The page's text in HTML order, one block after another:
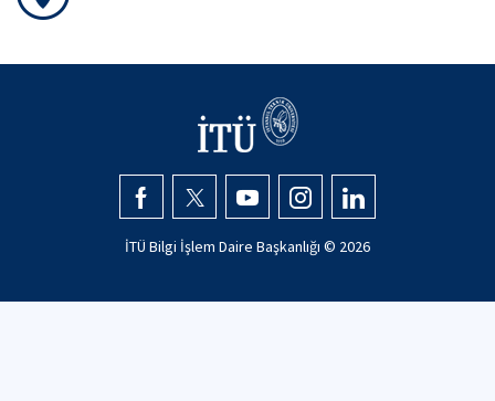
İTÜ Bilgi İşlem Daire Başkanlığı © 2026